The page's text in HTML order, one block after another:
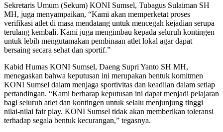
Sekretaris Umum (Sekum) KONI Sumsel, Tubagus Sulaiman SH
MH, juga menyampaikan, “Kami akan memperketat proses
verifikasi atlet di masa mendatang untuk mencegah kejadian serupa
terulang kembali. Kami juga mengimbau kepada seluruh kontingen
untuk lebih mengutamakan pembinaan atlet lokal agar dapat
bersaing secara sehat dan sportif.”
Kabid Humas KONI Sumsel, Daeng Supri Yanto SH MH,
menegaskan bahwa keputusan ini merupakan bentuk komitmen
KONI Sumsel dalam menjaga sportivitas dan keadilan dalam setiap
pertandingan. “Kami berharap keputusan ini dapat menjadi pelajaran
bagi seluruh atlet dan kontingen untuk selalu menjunjung tinggi
nilai-nilai fair play. KONI Sumsel tidak akan memberikan toleransi
terhadap segala bentuk kecurangan,” tegasnya.